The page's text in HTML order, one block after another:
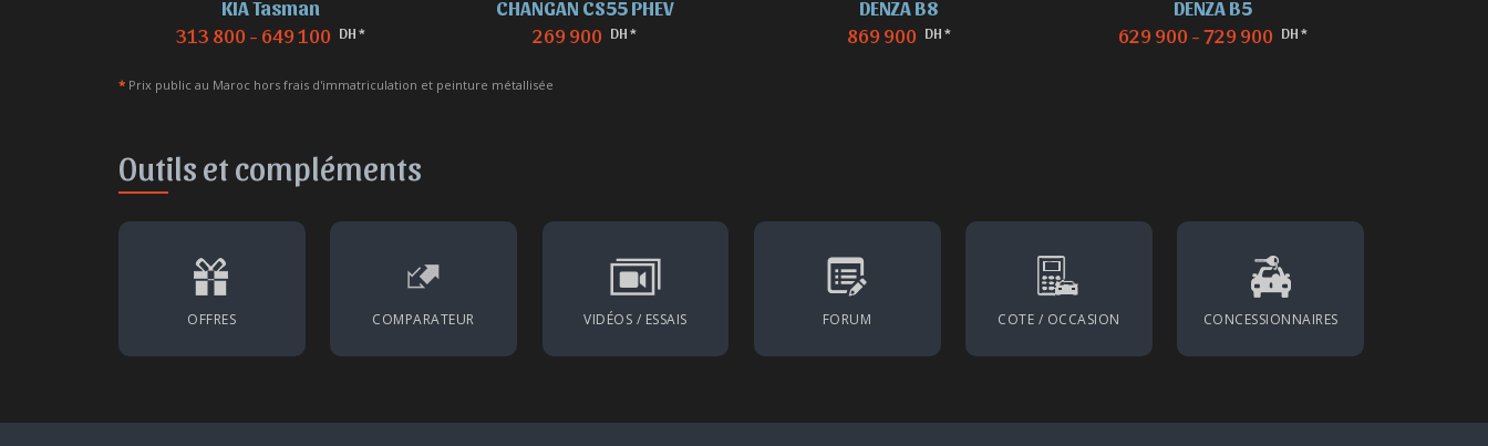
KIA Tasman
313 800 - 649 100 DH *
CHANGAN CS55 PHEV
269 900 DH *
DENZA B8
869 900 DH *
DENZA B5
629 900 - 729 900 DH *
* Prix public au Maroc hors frais d'immatriculation et peinture métallisée
Outils et compléments
OFFRES COMPARATEUR VIDÉOS / ESSAIS FORUM COTE / OCCASION CONCESSIONNAIRES